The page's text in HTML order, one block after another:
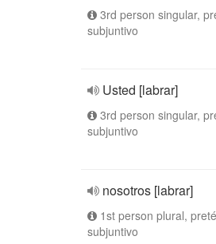
3rd person singular,
subjuntivo
Usted [labrar]
3rd person singular,
subjuntivo
nosotros [labrar]
1st person plural,
subjuntivo